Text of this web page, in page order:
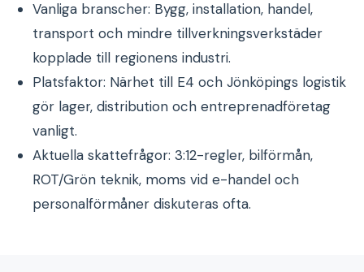
Vanliga branscher: Bygg, installation, handel,
transport och mindre tillverkningsverkstäder
kopplade till regionens industri.
Platsfaktor: Närhet till E4 och Jönköpings logistik
gör lager, distribution och entreprenadföretag
vanligt.
Aktuella skattefrågor: 3:12-regler, bilförmån,
ROT/Grön teknik, moms vid e-handel och
personalförmåner diskuteras ofta.